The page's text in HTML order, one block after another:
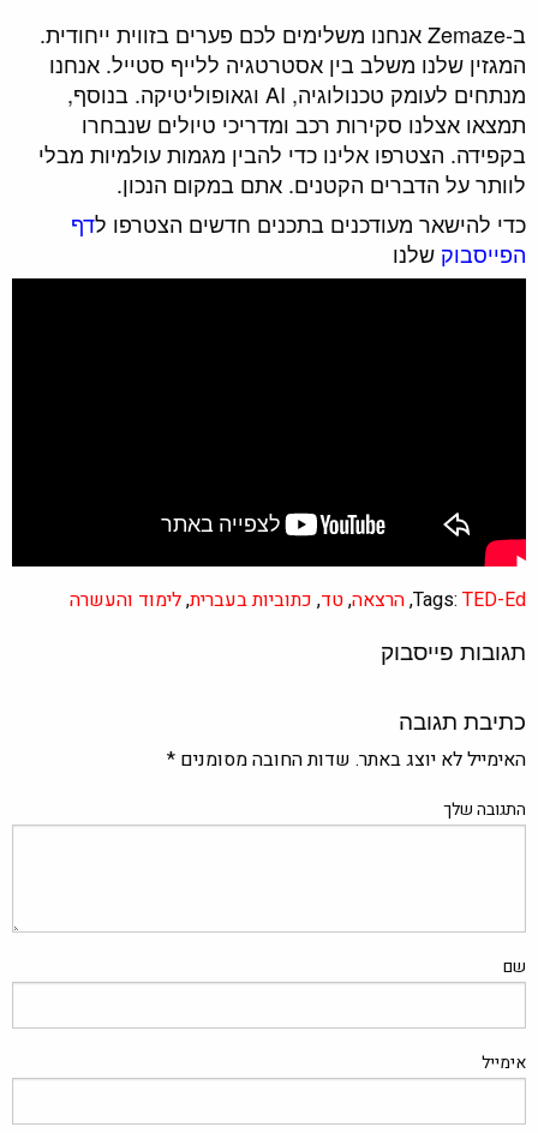
ב-Zemaze אנחנו משלימים לכם פערים בזווית ייחודית.
המגזין שלנו משלב בין אסטרטגיה ללייף סטייל. אנחנו
מנתחים לעומק טכנולוגיה, AI וגאופוליטיקה. בנוסף,
תמצאו אצלנו סקירות רכב ומדריכי טיולים שנבחרו
בקפידה. הצטרפו אלינו כדי להבין מגמות עולמיות מבלי
לוותר על הדברים הקטנים. אתם במקום הנכון.
כדי להישאר מעודכנים בתכנים חדשים הצטרפו לדף
הפייסבוק שלנו
Tags: TED-Ed
,הרצאה,טד, כתוביות בעברית,לימוד והעשרה
תגובות פייסבוק
כתיבת תגובה
האימייל לא יוצג באתר. שדות החובה מסומנים *
התגובה שלך
שם
אימייל